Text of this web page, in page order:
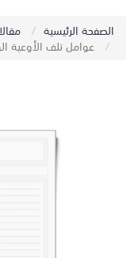
الصفحة الرئيسية
عوامل تلف الأوعية